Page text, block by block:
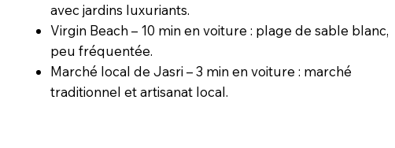
avec jardins luxuriants.
Virgin Beach – 10 min en voiture : plage de sable blanc,
peu fréquentée.
Marché local de Jasri – 3 min en voiture : marché
traditionnel et artisanat local.